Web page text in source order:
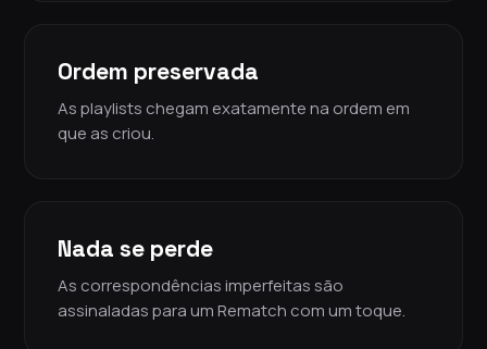
Ordem preservada
As playlists chegam exatamente na ordem em
que as criou.
Nada se perde
As correspondências imperfeitas são
assinaladas para um Rematch com um toque.